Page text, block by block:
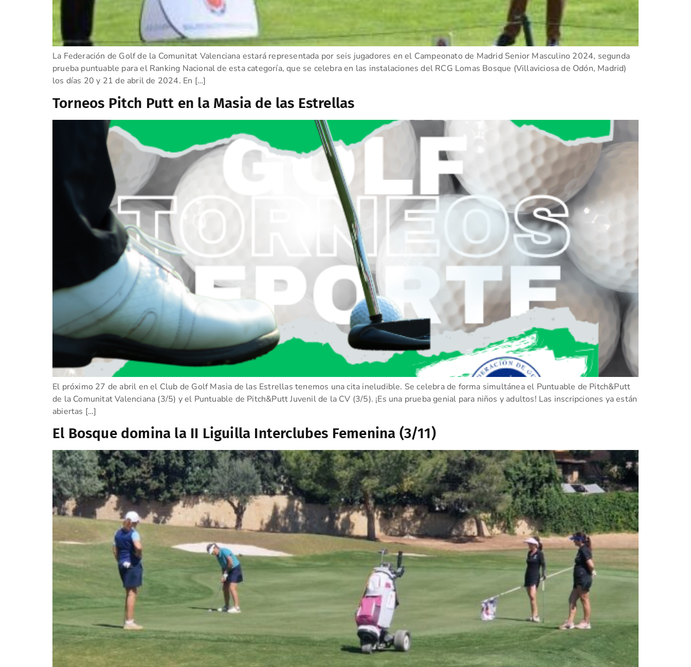
La Federación de Golf de la Comunitat Valenciana estará representada por seis jugadores en el Campeonato de Madrid Senior Masculino 2024, segunda
prueba puntuable para el Ranking Nacional de esta categoría, que se celebra en las instalaciones del RCG Lomas Bosque (Villaviciosa de Odón, Madrid)
los días 20 y 21 de abril de 2024. En […]
Torneos Pitch Putt en la Masia de las Estrellas
El próximo 27 de abril en el Club de Golf Masia de las Estrellas tenemos una cita ineludible. Se celebra de forma simultánea el Puntuable de Pitch&Putt
de la Comunitat Valenciana (3/5) y el Puntuable de Pitch&Putt Juvenil de la CV (3/5). ¡Es una prueba genial para niños y adultos! Las inscripciones ya están
abiertas […]
El Bosque domina la II Liguilla Interclubes Femenina (3/11)